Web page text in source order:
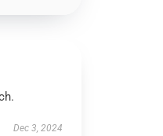
Dec 3, 2024